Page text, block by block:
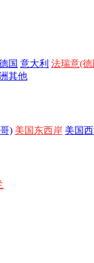
国 意大利 法瑞意(德
其他
) 美国东西岸 美国